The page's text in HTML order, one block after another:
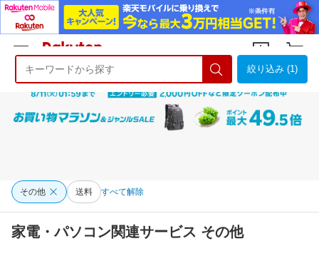
ようこそ 楽天市場へ ログイン
絞り込み (1)
その他 送料 すべて解除
家電・パソコン関連サービス その他